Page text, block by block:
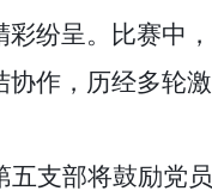
纷呈。比赛中
作，历经多轮
五支部将鼓励党